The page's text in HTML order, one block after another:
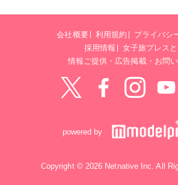
会社概要 利用規約
プライバシ
採用情報
女子旅プレス
情報ご提供・広告掲載・お問
powered by
Copyright © 2026 Netnative Inc. All